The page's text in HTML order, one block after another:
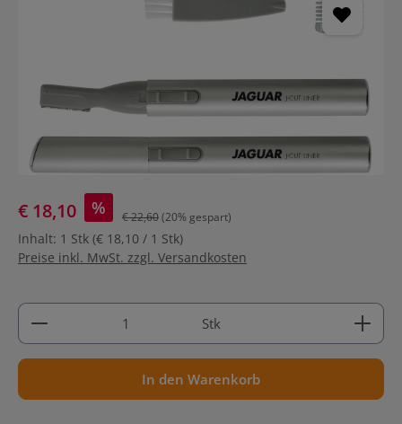
€ 18,10 % € 22,60(20% gespart)
Inhalt: 1 Stk (€ 18,10 / 1 Stk)
Preise inkl. MwSt. zzgl. Versandkosten
Produkt Anzahl: Gib den gewünschten Wert ein
Stk
In den Warenkorb